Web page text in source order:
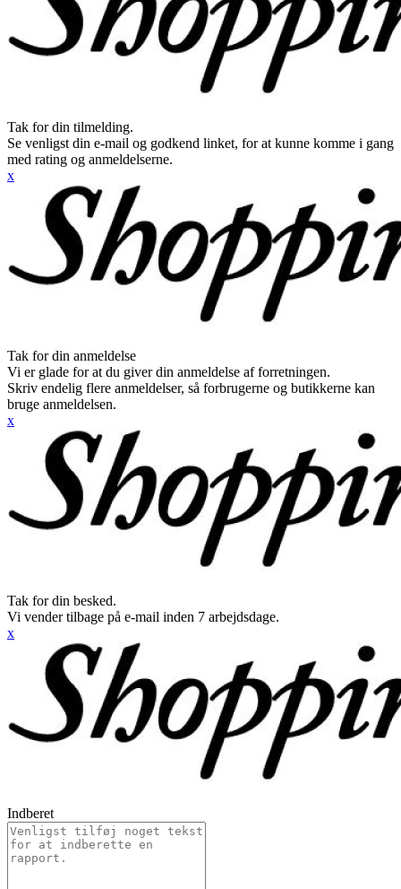
Tak for din tilmelding.
Se venligst din e-mail og godkend linket, for at kunne komme i gang
med rating og anmeldelserne.
x
Tak for din anmeldelse
Vi er glade for at du giver din anmeldelse af forretningen.
Skriv endelig flere anmeldelser, så forbrugerne og butikkerne kan
bruge anmeldelsen.
x
Tak for din besked.
Vi vender tilbage på e-mail inden 7 arbejdsdage.
x
Indberet